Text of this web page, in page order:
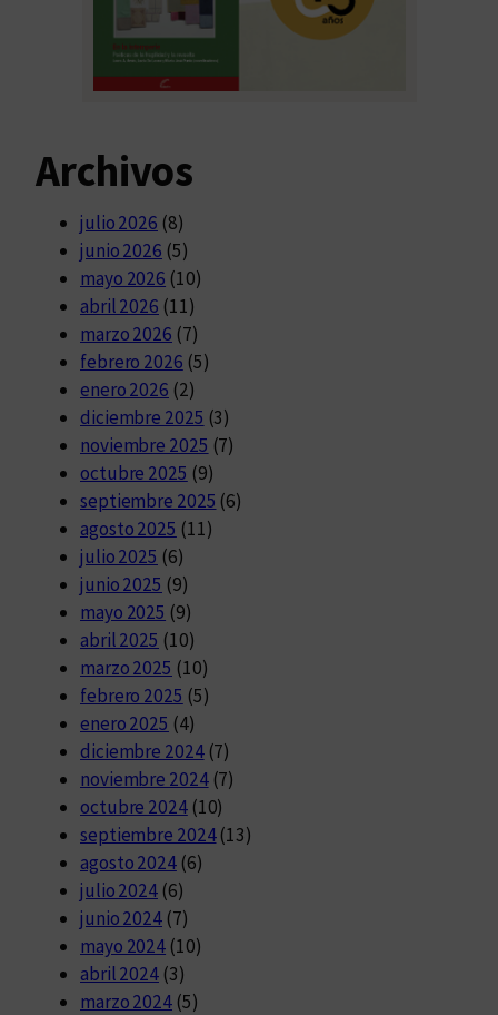
Archivos
julio 2026 (8)
junio 2026 (5)
mayo 2026 (10)
abril 2026 (11)
marzo 2026 (7)
febrero 2026 (5)
enero 2026 (2)
diciembre 2025 (3)
noviembre 2025 (7)
octubre 2025 (9)
septiembre 2025 (6)
agosto 2025 (11)
julio 2025 (6)
junio 2025 (9)
mayo 2025 (9)
abril 2025 (10)
marzo 2025 (10)
febrero 2025 (5)
enero 2025 (4)
diciembre 2024(7)
noviembre 2024(7)
octubre 2024(10)
septiembre 2024(13)
agosto 2024(6)
julio 2024 (6)
junio 2024 (7)
mayo 2024 (10)
abril 2024 (3)
marzo 2024 (5)